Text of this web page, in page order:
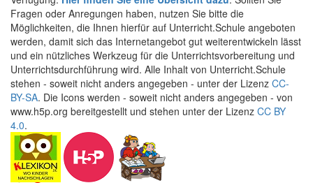
Fragen oder Anregungen haben, nutzen Sie bitte die
Möglichkeiten, die Ihnen hierfür auf Unterricht.Schule angeboten
werden, damit sich das Internetangebot gut weiterentwickeln lässt
und ein nützliches Werkzeug für die Unterrichtsvorbereitung und
Unterrichtsdurchführung wird. Alle Inhalt von Unterricht.Schule
stehen - soweit nicht anders angegeben - unter der Lizenz CC-
BY-SA. Die Icons werden - soweit nicht anders angegeben - von
www.h5p.org bereitgestellt und stehen unter der Lizenz CC BY
4.0.